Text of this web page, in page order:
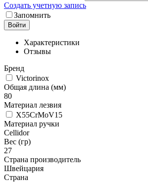
Создать учетную запись
Запомнить
Войти
Характеристики
Отзывы
Бренд
Victorinox
Общая длина (мм)
80
Материал лезвия
X55CrMoV15
Материал ручки
Cellidor
Вес (гр)
27
Страна производитель
Швейцария
Страна